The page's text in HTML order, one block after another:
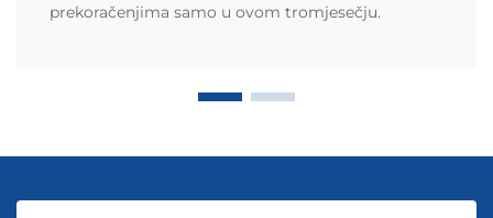
prekoračenjima samo u ovom tromjesečju.